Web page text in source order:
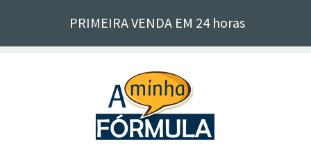
PRIMEIRA VENDA EM 24 horas